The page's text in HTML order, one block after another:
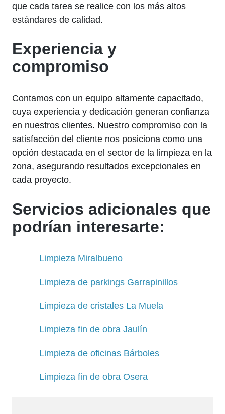
que cada tarea se realice con los más altos
estándares de calidad.
Experiencia y
compromiso
Contamos con un equipo altamente capacitado,
cuya experiencia y dedicación generan confianza
en nuestros clientes. Nuestro compromiso con la
satisfacción del cliente nos posiciona como una
opción destacada en el sector de la limpieza en la
zona, asegurando resultados excepcionales en
cada proyecto.
Servicios adicionales que
podrían interesarte:
Limpieza Miralbueno
Limpieza de parkings Garrapinillos
Limpieza de cristales La Muela
Limpieza fin de obra Jaulín
Limpieza de oficinas Bárboles
Limpieza fin de obra Osera